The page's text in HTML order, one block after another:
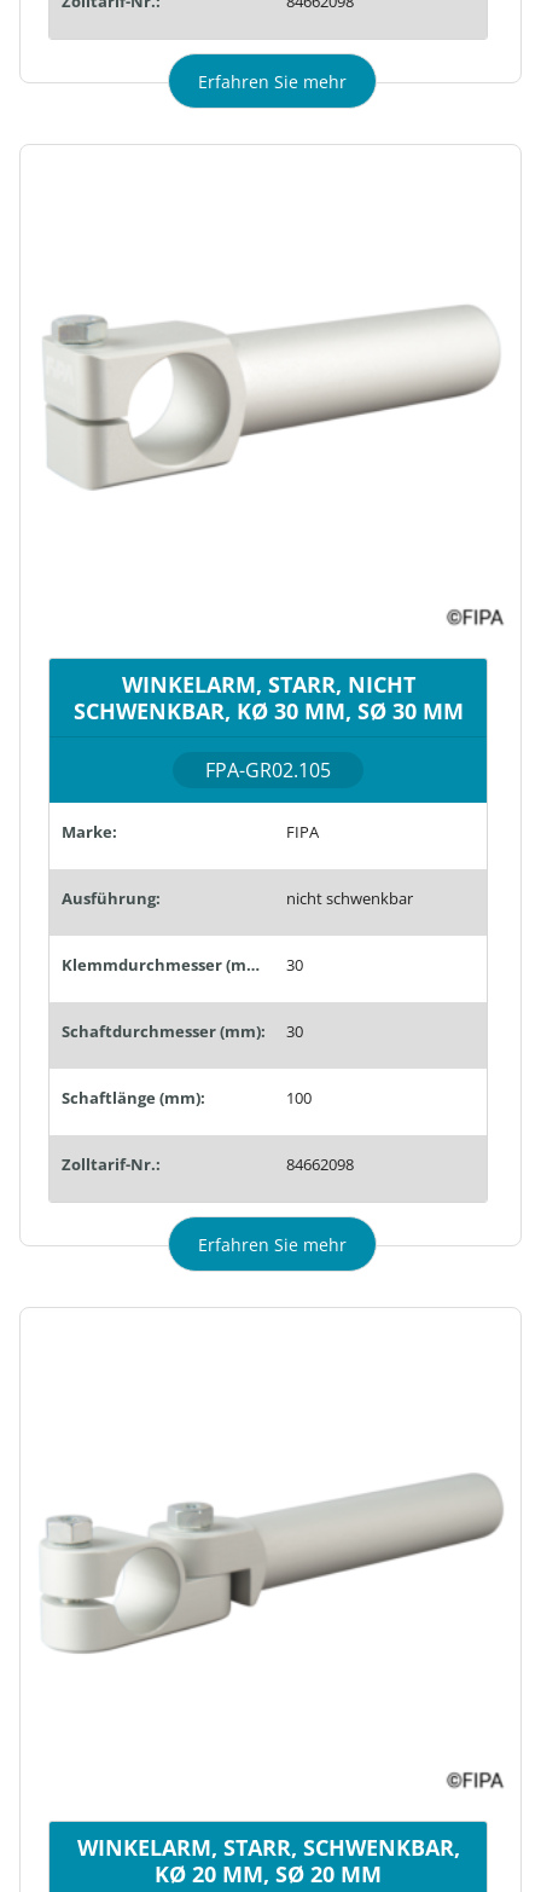
Erfahren Sie mehr
WINKELARM, STARR, NICHT
SCHWENKBAR, KØ 30 MM, SØ 30 MM
FPA-GR02.105
Marke: FIPA
Ausführung: nicht schwenkbar
Klemmdurchmesser (mm): 30
Schaftdurchmesser (mm): 30
Schaftlänge (mm): 100
Zolltarif-Nr.: 84662098
Erfahren Sie mehr
WINKELARM, STARR, SCHWENKBAR,
KØ 20 MM, SØ 20 MM